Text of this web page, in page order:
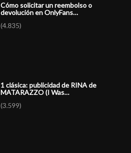
Cómo solicitar un reembolso o
devolución en OnlyFans…
(4.835)
1 clásica: publicidad de RINA de
MATARAZZO (I Was…
(3.599)